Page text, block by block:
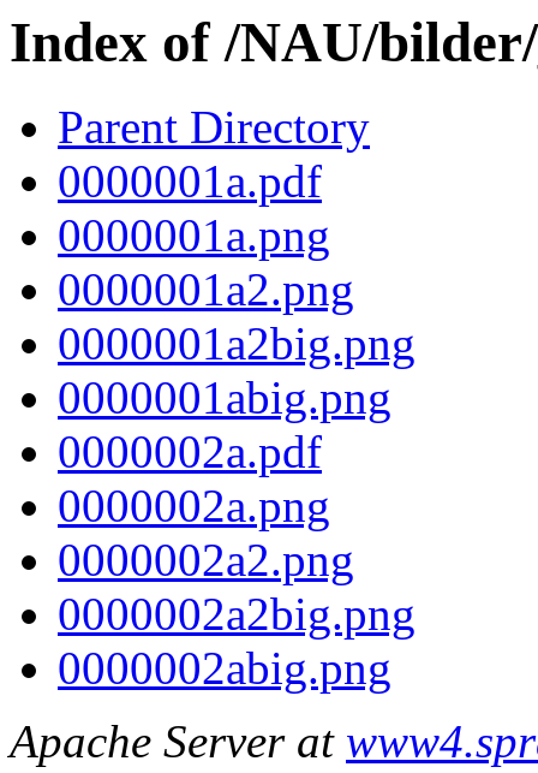
Index of /NAU/
Parent Directory
0000001a.pdf
0000001a.png
0000001a2.png
0000001a2big.png
0000001abig.png
0000002a.pdf
0000002a.png
0000002a2.png
0000002a2big.png
0000002abig.png
Apache Server at